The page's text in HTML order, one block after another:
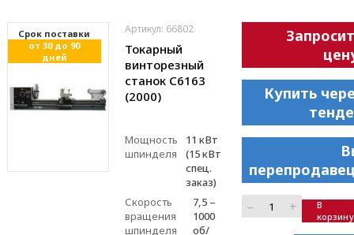
Cрок поставки
от 30 до 90
дней
Артикул: 66802
Токарный
винторезный
станок С6163
(2000)
Мощность
шпинделя
11 кВт
(15 кВт
спец.
заказ)
Скорость
вращения
шпинделя
7,5 –
1000
об/
Купить
– +
В
корзину